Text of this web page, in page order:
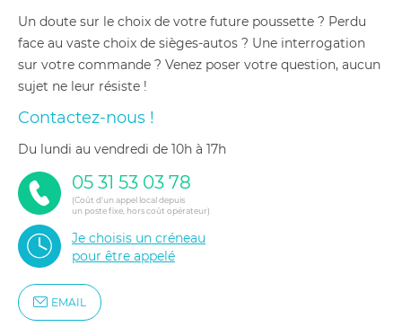
Un doute sur le choix de votre future poussette ? Perdu
face au vaste choix de sièges-autos ? Une interrogation
sur votre commande ? Venez poser votre question, aucun
sujet ne leur résiste !
Contactez-nous !
du lundi au vendredi de 10h à 17h
05 31 53 03 78
(Coût d'un appel local depuis
un poste fixe, hors coût opérateur)
Je choisis un créneau
pour être appelé
EMAIL